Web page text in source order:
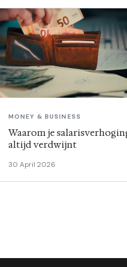
MONEY & BUSINESS
Waarom je
altijd verdwijnt
30 April 2026